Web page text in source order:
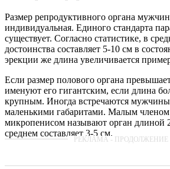
Размер репродуктивного органа
индивидуальная. Единого стандарта
существует. Согласно статистике, в
достоинства составляет 5-10 см в
эрекции же длина увеличивается
Если размер полового органа
именуют его гигантским, если длина
крупным. Иногда встречаются мужчины
маленькими габаритами. Малым членом
микропенисом называют орган длиной
среднем составляет 3-5 см.